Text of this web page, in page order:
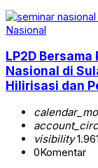
Nasional
LP2D Bersama
Nasional di
Hilirisasi dan
visibility1.961
0Komentar